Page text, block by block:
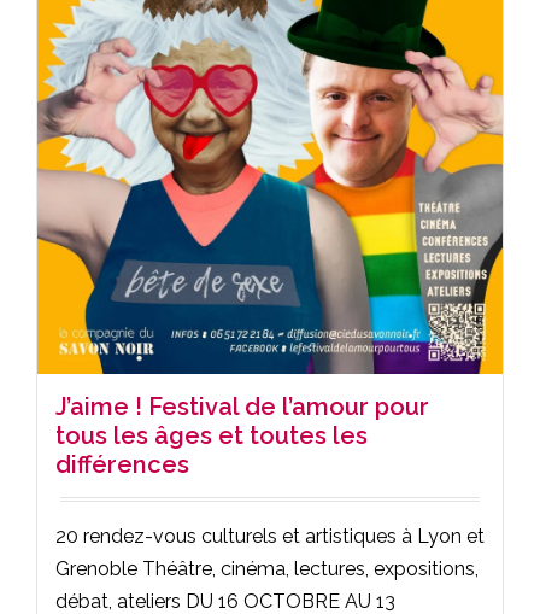
J’aime ! Festival de l’amour pour
tous les âges et toutes les
différences
20 rendez-vous culturels et artistiques à Lyon et
Grenoble Théâtre, cinéma, lectures, expositions,
débat, ateliers DU 16 OCTOBRE AU 13